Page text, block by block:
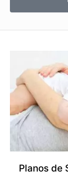
Planos de